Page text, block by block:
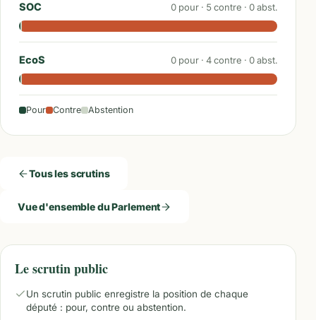
SOC 0 pour · 5contre · 0abst.
EcoS 0 pour · 4contre · 0abst.
Pour Contre Abstention
Tous les scrutins
Vue d'ensemble du Parlement
Le scrutin public
Un scrutin public enregistre la position de chaque
député : pour, contre ou abstention.